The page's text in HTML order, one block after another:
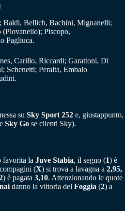
Baldi, Bellich, Bachini, Mignanelli;
Piscopo,
Pagliuca.
Carillo, Riccardi; Garattoni, Di
Schenetti; Peralta, Embalo
su Sky Sport 252 e, giustappunto,
Sky Go se clienti Sky).
favorita la Juve Stabia, il segno (1) è
(X) si trova a lavagna a 2,95,
) è pagata 3,10. Attenzionando le quote
danno la vittoria del Foggia (2) a